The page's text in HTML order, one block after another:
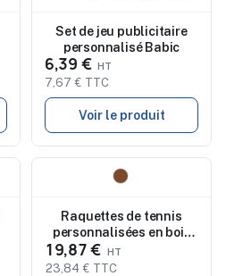
Set de jeu publicitaire
personnalisé Babic
6,39 €
7,67 € TTC
Voir le produit
Raquettes de tennis
personnalisées en bois
de rose - Sergio
19,87 €
23,84 € TTC